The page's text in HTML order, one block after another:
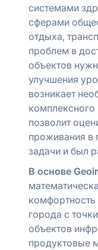
системами
сферами
отдыха,
проблем в
объектов
улучшения
возникает
комплексного
позволит
проживания в
задачи и был
В основе
города с
объектов
продуктовые